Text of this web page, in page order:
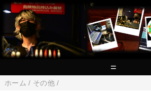
=
ホーム / その他/